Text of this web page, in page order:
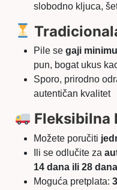
slobodno kljuca,
Pile se gaji
pun, bogat ukus
Sporo, prirodno
autentičan kvalitet
Fleksibilna
Možete poručiti
Ili se odlučite za
14 dana ili 28 dana
Moguća pretplata: